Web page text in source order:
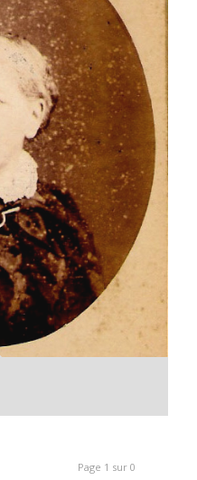
Page 1 sur 0